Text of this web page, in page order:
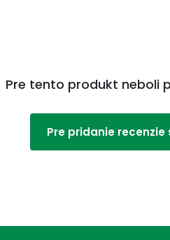
Pre tento produkt neboli
Pre pridanie